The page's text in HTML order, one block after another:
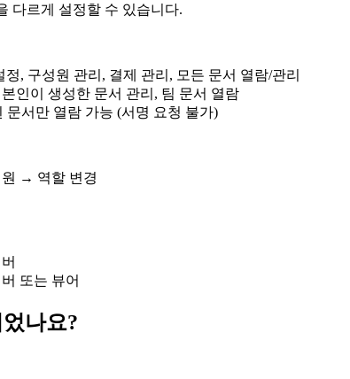
다르게 설정할 수 있습니다.
정, 구성원 관리, 결제 관리, 모든 문서 열람/관리
본인이 생성한 문서 관리, 팀 문서 열람
문서만 열람 가능 (서명 요청 불가)
→ 역할 변경
또는 뷰어
나요?